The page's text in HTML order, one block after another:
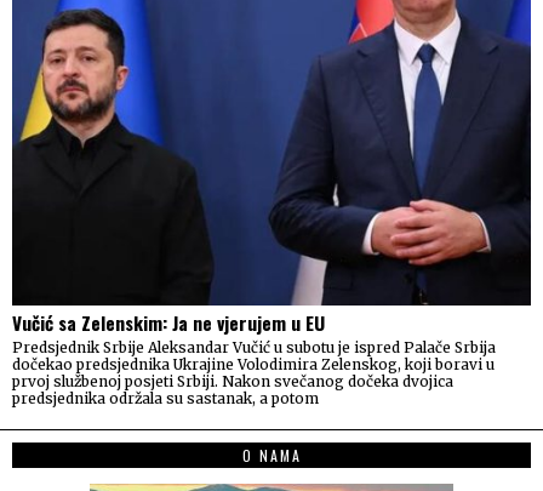
Vučić sa Zelenskim: Ja ne vjerujem u EU
Predsjednik Srbije Aleksandar Vučić u subotu je ispred Palače Srbija
dočekao predsjednika Ukrajine Volodimira Zelenskog, koji boravi u
prvoj službenoj posjeti Srbiji. Nakon svečanog dočeka dvojica
predsjednika održala su sastanak, a potom
O NAMA